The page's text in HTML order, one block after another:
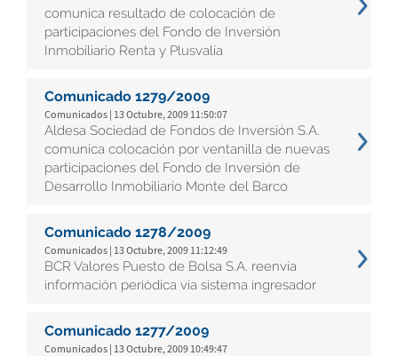
comunica resultado de colocación de
participaciones del Fondo de Inversión
Inmobiliario Renta y Plusvalía
Comunicado 1279/2009
Comunicados | 13 Octubre, 2009 11:50:07
Aldesa Sociedad de Fondos de Inversión S.A.
comunica colocación por ventanilla de nuevas
participaciones del Fondo de Inversión de
Desarrollo Inmobiliario Monte del Barco
Comunicado 1278/2009
Comunicados | 13 Octubre, 2009 11:12:49
BCR Valores Puesto de Bolsa S.A. reenvía
información periódica vía sistema ingresador
Comunicado 1277/2009
Comunicados | 13 Octubre, 2009 10:49:47